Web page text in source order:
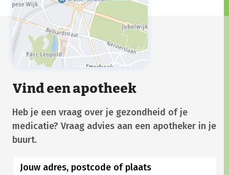
Vind een apotheek
Heb je een vraag over je gezondheid of je
medicatie? Vraag advies aan een apotheker in je
buurt.